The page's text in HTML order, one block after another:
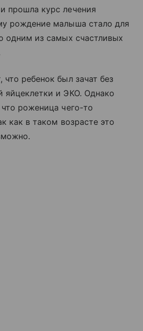
прошла курс лечения
рождение малыша стало для
одним из самых счастливых
ребенок был зачат без
яйцеклетки и ЭКО. Однако
роженица чего-то
как в таком возрасте это